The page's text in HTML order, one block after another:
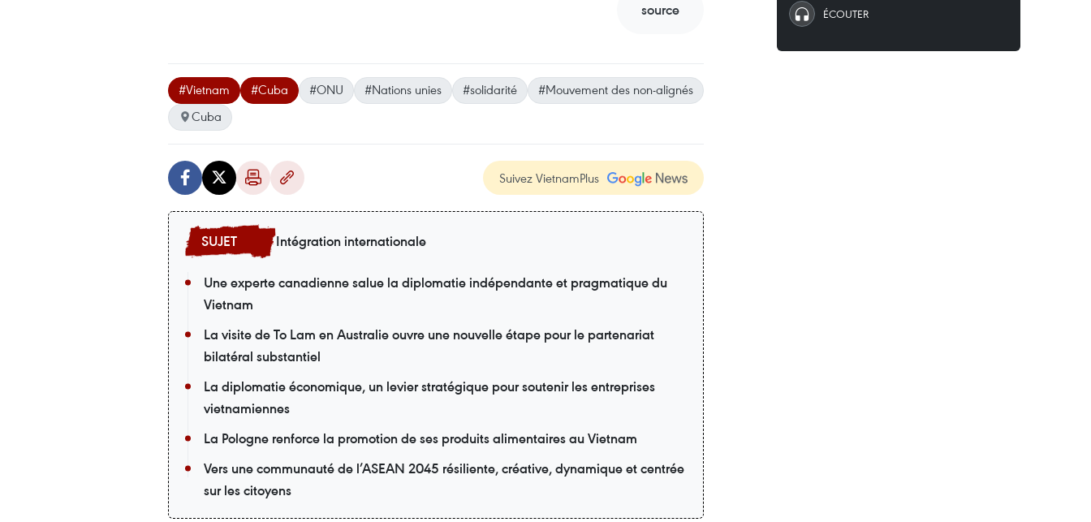
source
#Vietnam #Cuba #ONU #Nations unies #solidarité
#Mouvement des non-alignés
Cuba
Suivez VietnamPlus
Intégration internationale
Une experte canadienne salue la diplomatie indépendante et pragmatique du
Vietnam
La visite de To Lam en Australie ouvre une nouvelle étape pour le partenariat
bilatéral substantiel
La diplomatie économique, un levier stratégique pour soutenir les entreprises
vietnamiennes
La Pologne renforce la promotion de ses produits alimentaires au Vietnam
Vers une communauté de l’ASEAN 2045 résiliente, créative, dynamique et centrée
sur les citoyens
ÉCOUTER